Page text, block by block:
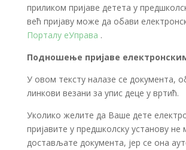
приликом пријаве детета у
већ пријаву може да обави
Порталу еУправа .
Подношење пријаве
У овом тексту налазе се документа,
линкови везани за упис деце у вртић.
Уколико желите да Ваше дете
пријавите у предшколску установу не
достављате документа, јер се она